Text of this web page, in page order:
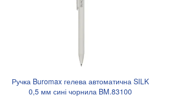
Ручка Buromax гелева автоматична SILK
0,5 мм сині чорнила BM.83100